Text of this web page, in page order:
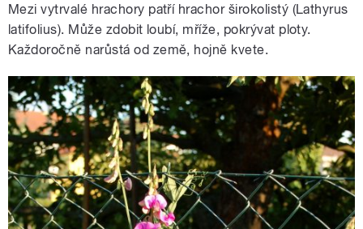
Mezi vytrvalé hrachory patří hrachor širokolistý (Lathyrus
latifolius). Může zdobit loubí, mříže, pokrývat ploty.
Každoročně narůstá od země, hojně kvete.